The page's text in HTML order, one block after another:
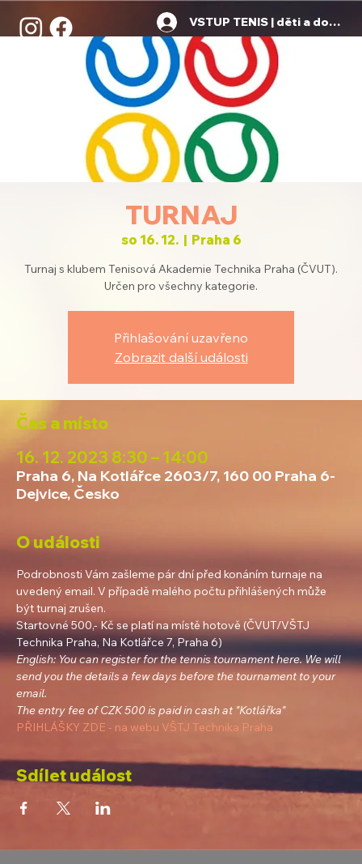
VSTUP TENIS | děti a dospělí
TURNAJ
so 16. 12.
  |
Praha 6
Turnaj s klubem Tenisová Akademie Technika Praha (ČVUT).
Určen pro všechny kategorie.
Přihlašování uzavřeno
Zobrazit další události
Čas a místo
16. 12. 2023 8:30 – 14:00
Praha 6, Na Kotlářce 2603/7, 160 00 Praha 6-
Dejvice, Česko
O události
Podrobnosti Vám zašleme pár dní před konáním turnaje na
uvedený email. V případě malého počtu přihlášených může
být turnaj zrušen.
Startovné 500,- Kč se platí na místě hotově (ČVUT/VŠTJ
English: You can register for the tennis tournament here. We will
send you the details a few days before the tournament to your
email.
The entry fee of CZK 500 is paid in cash at "Kotlářka"
PŘIHLÁŠKY ZDE - na webu VŠTJ Technika Praha
Sdílet událost